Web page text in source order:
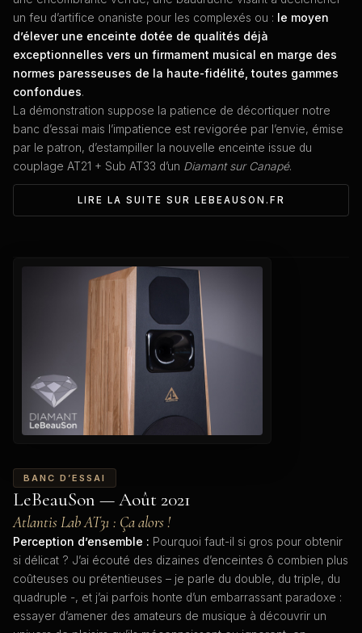
un feu d’artifice onaniste pour les complexés ou :
le moyen
d’élever une enceinte dotée de qualités déjà
exceptionnelles vers un firmament musical en marge des
normes paresseuses de la haute-fidélité, toutes gammes
confondues.
La démonstration suppose la patience de décortiquer notre
banc d’essai mais l’impatience est revigorée par l’envie, émise
par le patron, d’estampiller la nouvelle enceinte issue du
couplage AT21 + Sub AT33 d’un Diamant sur Canapé.
LIRE LA SUITE SUR LEBEAUSON.FR
BANC D’ESSAI
LeBeauSon — Août 2021
Atlantis Lab AT31 : Ça alors !
Perception d’ensemble : Pourquoi faut-il si gros pour obtenir
si délicat ? J’ai écouté des dizaines d’enceintes ô combien plus
coûteuses ou prétentieuses – je parle du double, du triple, du
quadruple -, et j’ai parfois honte d’un embarrassant paradoxe :
essayer d’amener des amateurs de musique à découvrir un